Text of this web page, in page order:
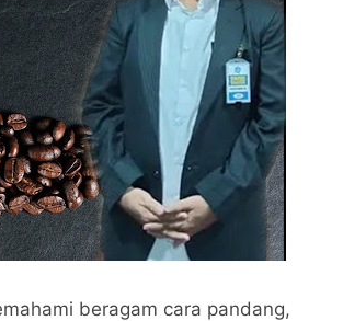
beragam cara pandang,